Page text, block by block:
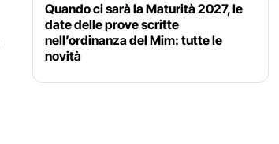
Quando ci sarà la Maturità 2027, le
date delle prove scritte
nell’ordinanza del Mim: tutte le
novità